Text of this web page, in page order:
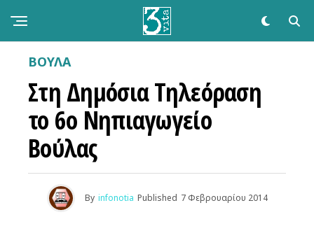
ΒΟΥΛΑ
Στη Δημόσια Τηλεόραση
το 6ο Νηπιαγωγείο
Βούλας
By infonotia Published 7 Φεβρουαρίου 2014